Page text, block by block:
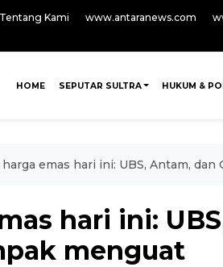
Tentang Kami www.antaranews.com
HOME SEPUTAR SULTRA HUKUM &
emas hari ini: UBS, Antam,
hari ini:
menguat